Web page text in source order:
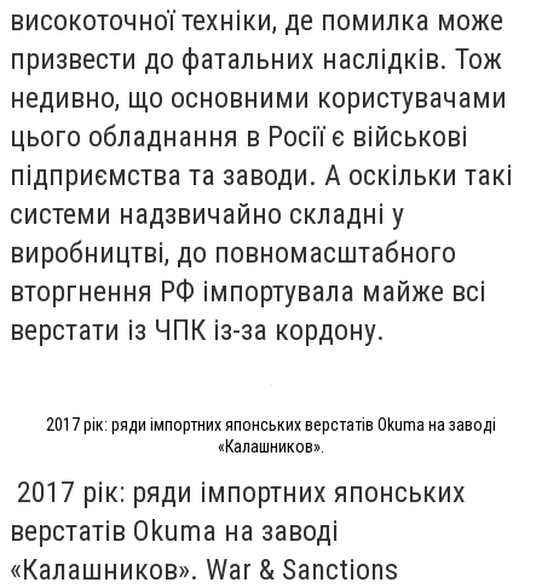
високоточної техніки, де помилка може
призвести до фатальних наслідків. Тож
недивно, що основними користувачами
цього обладнання в Росії є військові
підприємства та заводи. А оскільки такі
системи надзвичайно складні у
виробництві, до повномасштабного
вторгнення РФ імпортувала майже всі
верстати із ЧПК із-за кордону.
2017 рік: ряди імпортних японських верстатів Okuma на заводі
«Калашников».
2017 рік: ряди імпортних японських
верстатів Okuma на заводі
«Калашников». War & Sanctions